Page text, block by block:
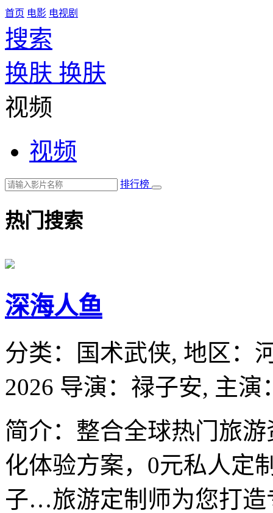
首页 电影 电视剧
搜索
换肤 换肤
视频
视频
排行榜
热门搜索
深海人鱼
分类： 国术武侠, 地区：
2026 导演： 禄子安, 主演
简介：整合全球热门旅
化体验方案，0元私人定
子…旅游定制师为您打造